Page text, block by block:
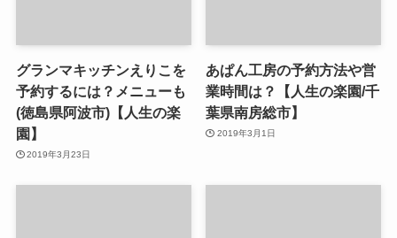
グランマキッチンえりこを
予約するには？メニューも
(徳島県阿波市)【人生の楽
園】
2019年3月23日
あぱん工房の予約方法や営
業時間は？【人生の楽園/千
葉県南房総市】
2019年3月1日